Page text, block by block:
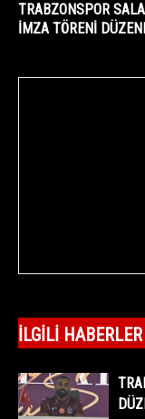
TRABZONSPOR
İMZA TÖRENİ
İLGILI HABERLER